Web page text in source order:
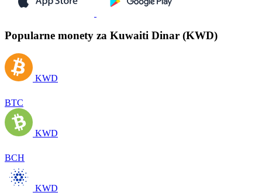
Popularne monety za Kuwaiti Dinar (KWD)
KWD
BTC
KWD
BCH
KWD